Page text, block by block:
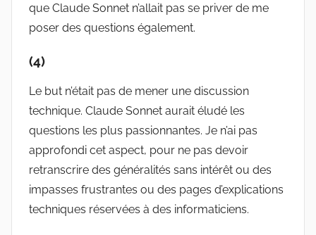
que Claude Sonnet n’allait pas se priver de me
poser des questions également.
(4)
Le but n’était pas de mener une discussion
technique. Claude Sonnet aurait éludé les
questions les plus passionnantes. Je n’ai pas
approfondi cet aspect, pour ne pas devoir
retranscrire des généralités sans intérêt ou des
impasses frustrantes ou des pages d’explications
techniques réservées à des informaticiens.